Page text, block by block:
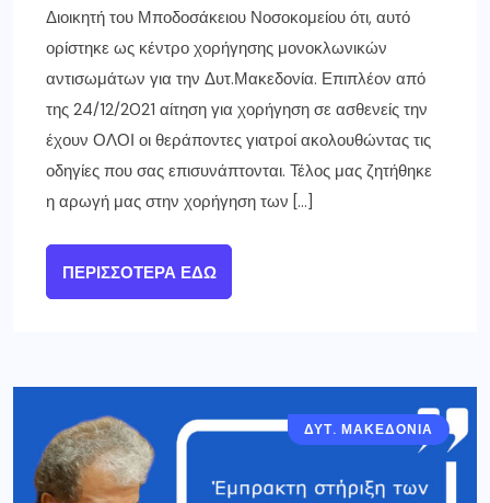
Διοικητή του Μποδοσάκειου Νοσοκομείου ότι, αυτό
ορίστηκε ως κέντρο χορήγησης μονοκλωνικών
αντισωμάτων για την Δυτ.Μακεδονία. Επιπλέον από
της 24/12/2021 αίτηση για χορήγηση σε ασθενείς την
έχουν ΟΛΟΙ οι θεράποντες γιατροί ακολουθώντας τις
οδηγίες που σας επισυνάπτονται. Τέλος μας ζητήθηκε
η αρωγή μας στην χορήγηση των […]
ΠΕΡΙΣΣΌΤΕΡΑ ΕΔΏ
ΔΥΤ. ΜΑΚΕΔΟΝΙΑ